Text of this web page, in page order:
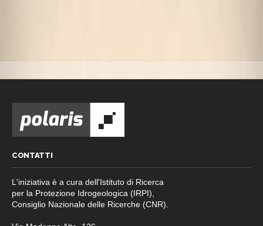
CONTATTI
L'iniziativa è a cura dell'Istituto di Ricerca
per la Protezione Idrogeologica (IRPI),
Consiglio Nazionale delle Ricerche (CNR).